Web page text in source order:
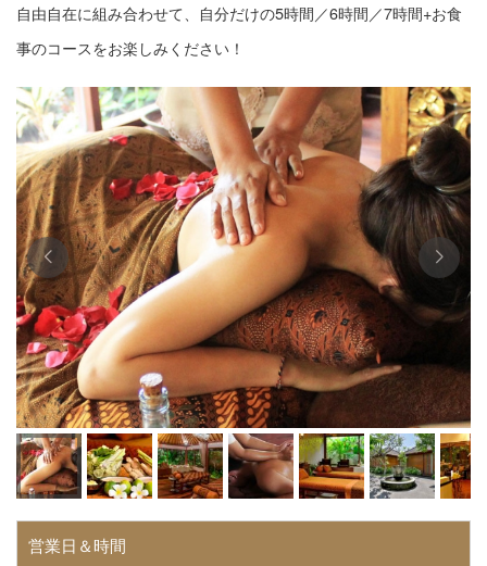
自由自在に組み合わせて、自分だけの5時間／6時間／7時間+お食
事のコースをお楽しみください！
営業日＆時間